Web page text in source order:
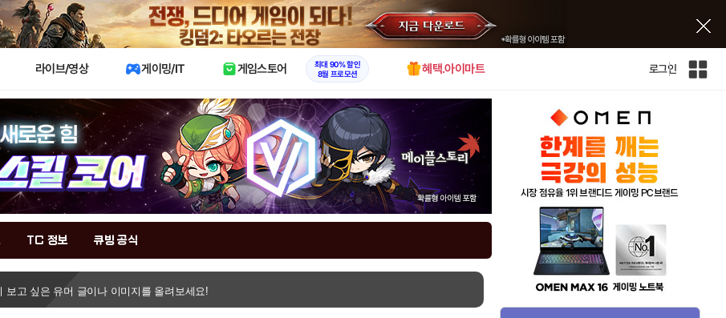
X
라이브/영상 게이밍/IT 게임스토어
최대 90% 할인
8월 프로모션
혜택.아이마트 로그인
인
TC 정보 큐빙 공식
보고 싶은 유머 글이나 이미지를 올려보세요!